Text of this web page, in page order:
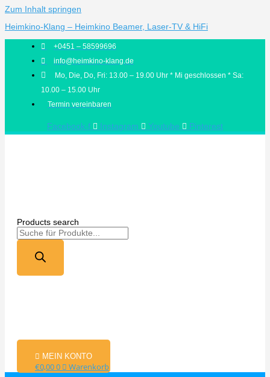
Zum Inhalt springen
Heimkino-Klang – Heimkino Beamer, Laser-TV & HiFi
+0451 – 58599696
info@heimkino-klang.de
Mo, Die, Do, Fri: 13.00 – 19.00 Uhr * Mi geschlossen * Sa:
10.00 – 15.00 Uhr
Termin vereinbaren
Facebook-f Instagram Youtube Pinterest
Products search
MEIN KONTO
€0,000 Warenkorb